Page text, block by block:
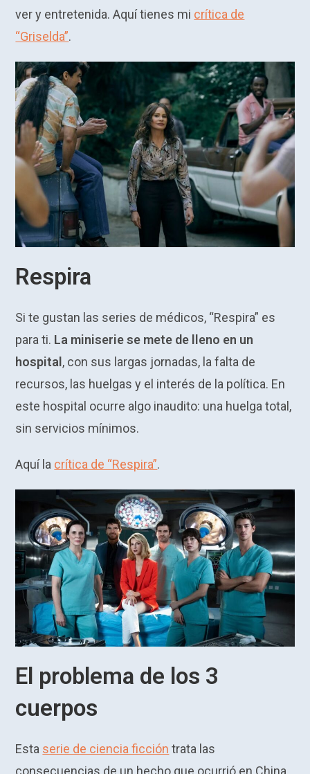
ver y entretenida. Aquí tienes mi crítica de
“Griselda”.
Respira
Si te gustan las series de médicos, “Respira” es
para ti. La miniserie se mete de lleno en un
hospital , con sus largas jornadas, la falta de
recursos, las huelgas y el interés de la política. En
este hospital ocurre algo inaudito: una huelga total,
sin servicios mínimos.
Aquí la crítica de “Respira”.
El problema de los 3
cuerpos
Esta serie de ciencia ficción trata las
consecuencias de un hecho que ocurrió en China